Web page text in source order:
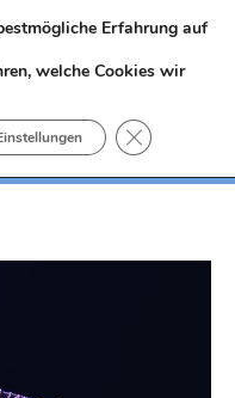
MD e.V.
in Magdeburg
Erfahrung auf
welche Cookies wir
GDPR